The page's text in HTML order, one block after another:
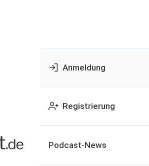
Anmeldung
Registrierung
Podcast-News